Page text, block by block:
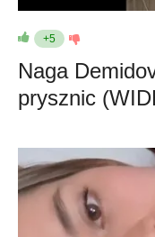
+5
Naga
prysznic